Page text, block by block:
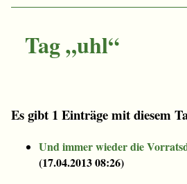
Tag „uhl“
Es gibt 1 Einträge mit diesem
Und immer wieder die
(17.04.2013 08:26)